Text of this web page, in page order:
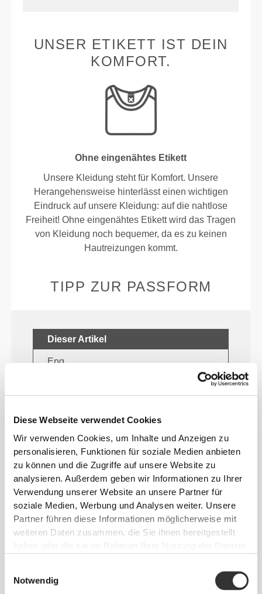
Diese Webseite verwendet Cookies
Wir verwenden Cookies, um Inhalte und Anzeigen zu
personalisieren, Funktionen für soziale Medien anbieten
zu können und die Zugriffe auf unsere Website zu
analysieren. Außerdem geben wir Informationen zu Ihrer
Verwendung unserer Website an unsere Partner für
soziale Medien, Werbung und Analysen weiter. Unsere
Partner führen diese Informationen möglicherweise mit
weiteren Daten zusammen, die Sie ihnen bereitgestellt
Notwendig
UNSER ETIKETT IST DEIN
KOMFORT.
Ohne eingenähtes Etikett
Unsere Kleidung steht für Komfort. Unsere
Herangehensweise hinterlässt einen wichtigen
Eindruck auf unsere Kleidung: auf die nahtlose
Freiheit! Ohne eingenähtes Etikett wird das Tragen
von Kleidung noch bequemer, da es zu keinen
Hautreizungen kommt.
TIPP ZUR PASSFORM
Dieser Artikel
Eng
Fühle deinen Körper mit jeder
Bewegung. Diese engere Passform